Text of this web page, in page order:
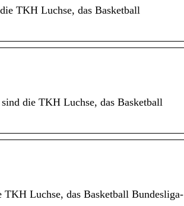
TKH Luchse, das Basketball
die TKH Luchse, das Basketball
Luchse, das Basketball Bundesliga-